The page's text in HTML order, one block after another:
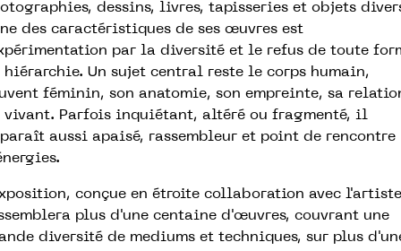
dessins, livres, tapisseries et objets
des caractéristiques de ses œuvres est
par la diversité et le refus de toute
hiérarchie. Un sujet central reste le corps humain,
féminin, son anatomie, son empreinte, sa
vivant. Parfois inquiétant, altéré ou fragmenté, il
aussi apaisé, rassembleur et point de rencontre
conçue en étroite collaboration avec
plus d'une centaine d'œuvres, couvrant une
diversité de mediums et techniques, sur plus